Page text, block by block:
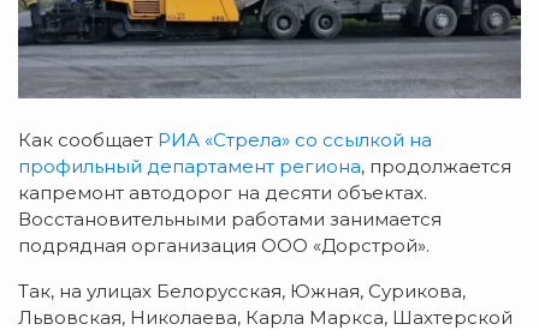
Как сообщает РИА «Стрела» со ссылкой на
профильный департамент региона, продолжается
капремонт автодорог на десяти объектах.
Восстановительными работами занимается
подрядная организация ООО «Дорстрой».
Так, на улицах Белорусская, Южная, Сурикова,
Львовская, Николаева, Карла Маркса, Шахтерской